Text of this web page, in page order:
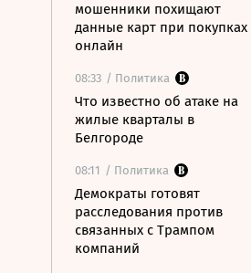
мошенники похищают
данные карт при покупках
онлайн
08:33 / Политика
Что известно об атаке на
жилые кварталы в
Белгороде
08:11 / Политика
Демократы готовят
расследования против
связанных с Трампом
компаний